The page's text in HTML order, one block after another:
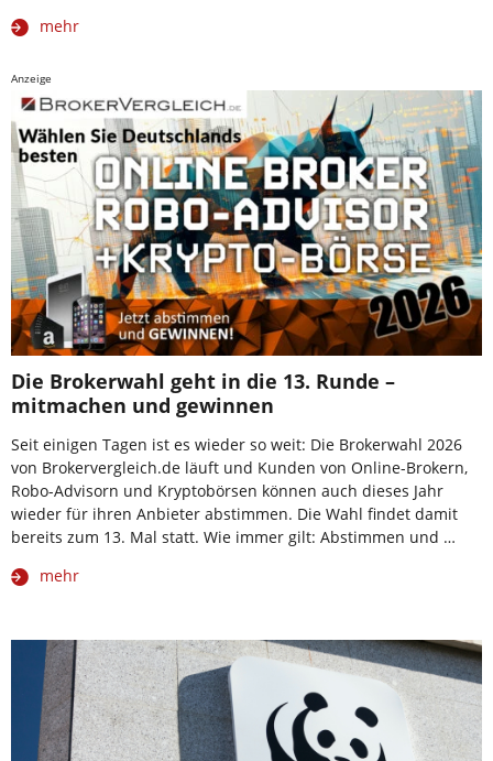
mehr
Anzeige
Die Brokerwahl geht in die 13. Runde –
mitmachen und gewinnen
Seit einigen Tagen ist es wieder so weit: Die Brokerwahl 2026
von Brokervergleich.de läuft und Kunden von Online-Brokern,
Robo-Advisorn und Kryptobörsen können auch dieses Jahr
wieder für ihren Anbieter abstimmen. Die Wahl findet damit
bereits zum 13. Mal statt. Wie immer gilt: Abstimmen und …
mehr